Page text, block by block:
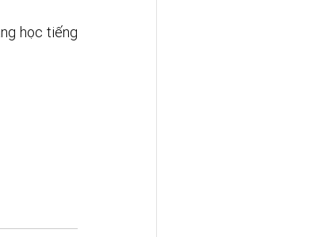
học tiếng